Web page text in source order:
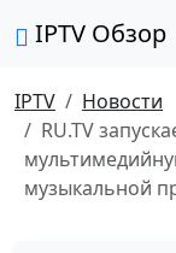
IPTV Обзор
IPTV
Новости
RU.TV
музыкальной